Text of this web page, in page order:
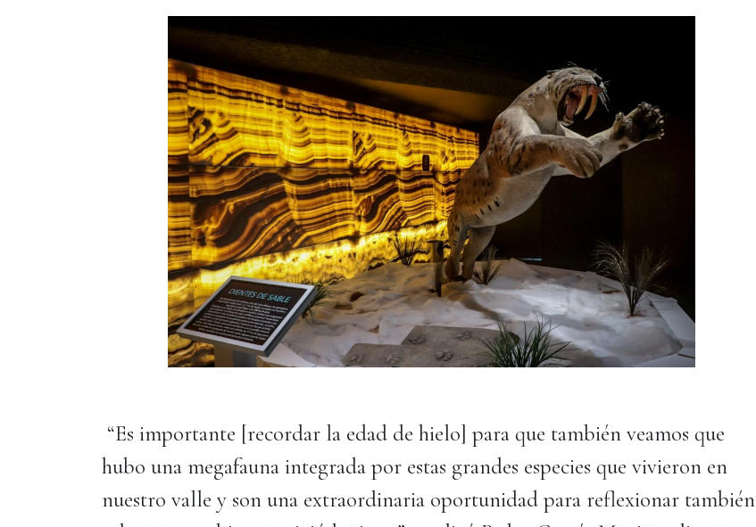
“Es importante [recordar la edad de hielo] para que también veamos que
hubo una megafauna integrada por estas grandes especies que vivieron en
nuestro valle y son una extraordinaria oportunidad para reflexionar también